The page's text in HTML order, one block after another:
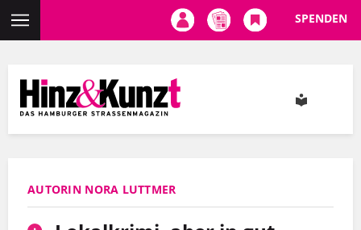
Inhalt
SPENDEN
AUTORIN NORA LUTTMER